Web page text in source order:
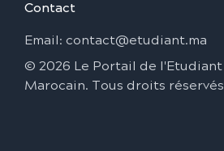
Contact
Email: contact@etudiant.ma
© 2026 Le Portail de l'Etudiant
Marocain. Tous droits réservés